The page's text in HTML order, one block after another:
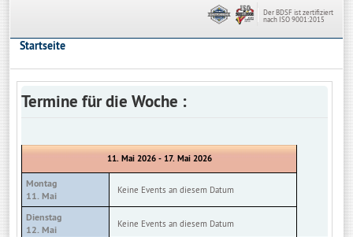
Der BDSF ist zertifiziert
nach ISO 9001:2015
Startseite
Termine für die Woche :
11. Mai 2026 - 17. Mai 2026
Montag
11. Mai
Keine Events an diesem Datum
Dienstag
12. Mai
Keine Events an diesem Datum